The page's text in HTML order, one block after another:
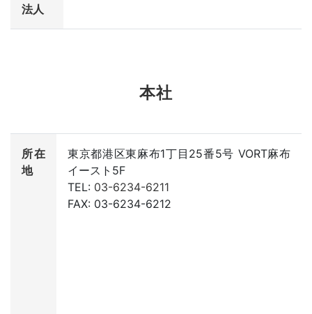
法人
本社
所在
地
東京都港区東麻布1丁目25番5号 VORT麻布
イースト5F
TEL: 03-6234-6211
FAX: 03-6234-6212